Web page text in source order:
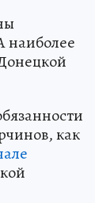
наиболее
как